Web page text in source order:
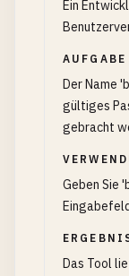
Ein
AUFGABE
Der Name
gültiges
gebracht
Geben Sie
Das Tool